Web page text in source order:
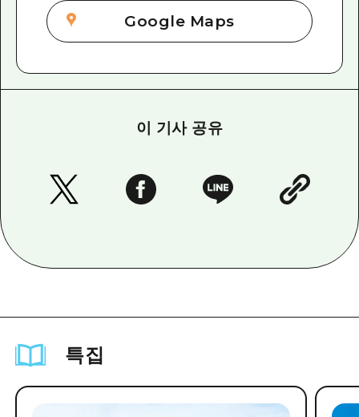
Google Maps
이 기사 공유
특집